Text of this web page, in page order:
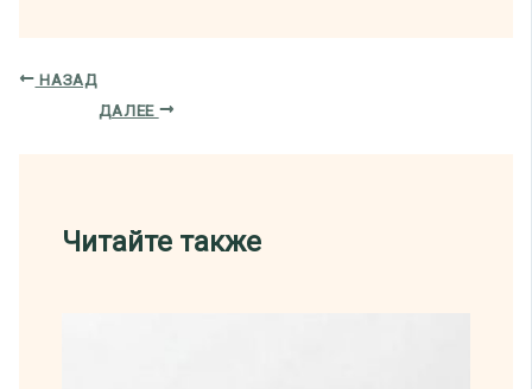
НАЗАД
ДАЛЕЕ
Читайте также